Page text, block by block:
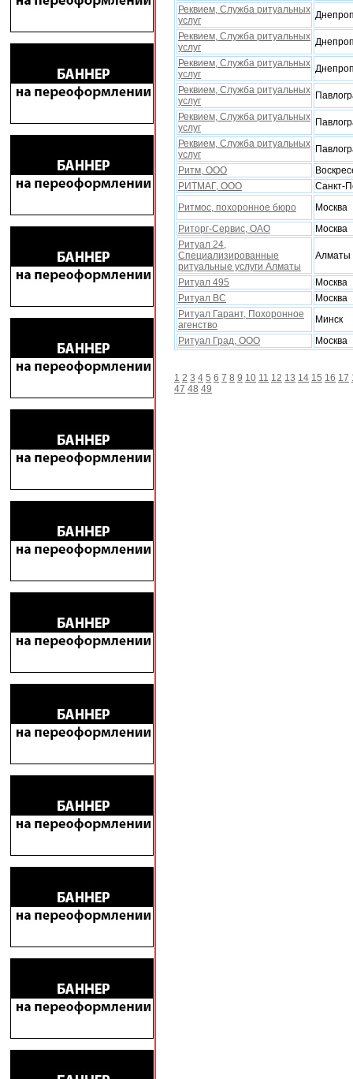
Реквием, Служба ритуальныx
услуг
Реквием, Служба ритуальныx
услуг
Реквием, Служба ритуальныx
услуг
Реквием, Служба ритуальныx
услуг
Реквием, Служба ритуальныx
услуг
Реквием, Служба ритуальныx
услуг
Ритм, ООО
РИТМАГ, ООО
Санкт-
Ритмос, похоронное бюро
Москва
Риторг-Сервис, ОАО
Москва
Ритуал 24,
Специализированные
ритуальные услуги Алматы
Алматы
Ритуал 495
Москва
Ритуал ВС
Москва
Ритуал Гарант, Похоронное
агенство
Минск
Ритуал Град, ООО
Москва
1 2 3 4 5 6 7 8 9 10 11 12 13 14 15 16 17
47 48 49